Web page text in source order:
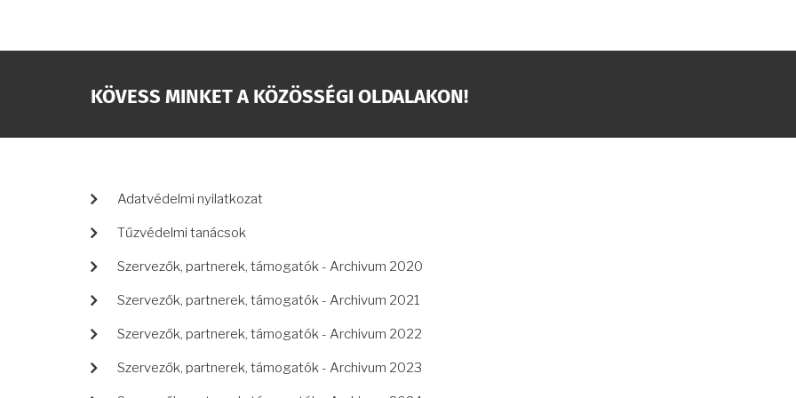
KÖVESS MINKET A KÖZÖSSÉGI OLDALAKON!
LÁBLÉC
Adatvédelmi nyilatkozat
Tűzvédelmi tanácsok
Szervezők, partnerek, támogatók - Archivum 2020
Szervezők, partnerek, támogatók - Archivum 2021
Szervezők, partnerek, támogatók - Archivum 2022
Szervezők, partnerek, támogatók - Archivum 2023